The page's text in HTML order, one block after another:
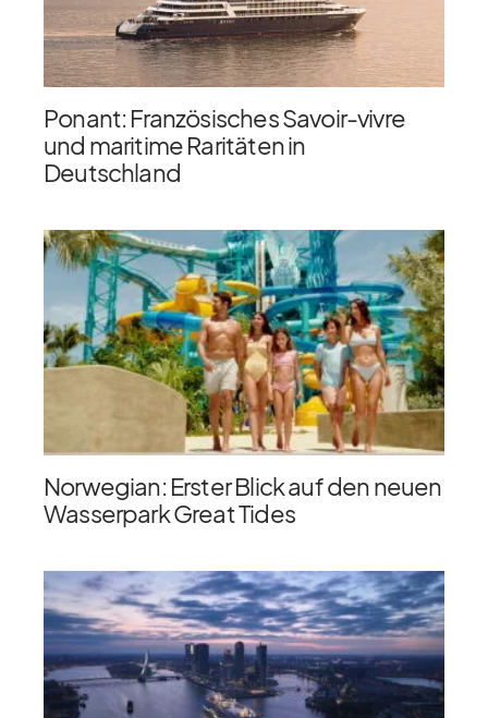
Ponant: Französisches Savoir-vivre
und maritime Raritäten in
Deutschland
Norwegian: Erster Blick auf den neuen
Wasserpark Great Tides